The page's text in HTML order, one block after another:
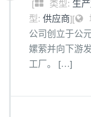
[ 类型: 生
型: 供应商][
公司创立于公
嫘萦并向下游
工厂。 […]